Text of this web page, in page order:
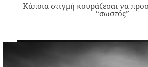
Κάποια στιγμή κουράζεσαι να
“σωστός”